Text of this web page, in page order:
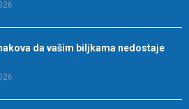
da vašim biljkama nedostaje